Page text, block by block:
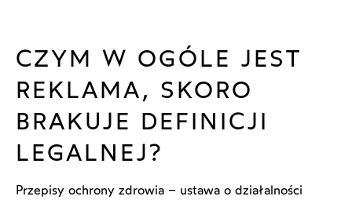
CZYM W OGÓLE JEST
REKLAMA, SKORO
BRAKUJE DEFINICJI
LEGALNEJ?
Przepisy ochrony zdrowia – ustawa o działalności